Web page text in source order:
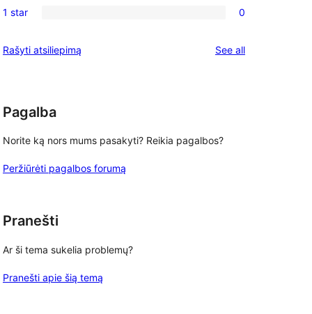
reviews
star
2-
reviews
0
star
1 star 0
Rašyti atsiliepimą See allreviews
Pagalba
Norite ką nors mums pasakyti? Reikia pagalbos?
Peržiūrėti pagalbos forumą
Pranešti
Ar ši tema sukelia problemų?
Pranešti apie šią temą